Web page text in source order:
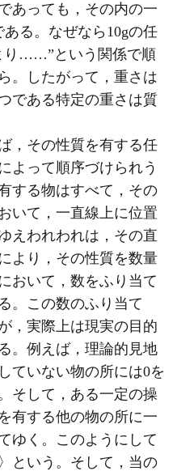
あっても，その内の一
る。なぜなら10gの任
り……”という関係で順
。したがって，重さは
である特定の重さは質
，その性質を有する任
よって順序づけられう
する物はすべて，その
いて，一直線上に位置
えわれわれは，その直
より，その性質を数量
おいて，数をふり当て
。この数のふり当て
，実際上は現実の目的
。例えば，理論的見地
ていない物の所には0を
そして，ある一定の操
有する他の物の所に一
ゆく。このようにして
という。そして，当の